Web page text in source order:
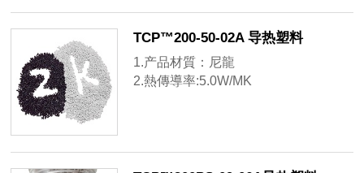
TCP™200-50-02A 导热塑料
1.产品材質：尼龍
2.熱傳導率:5.0W/MK